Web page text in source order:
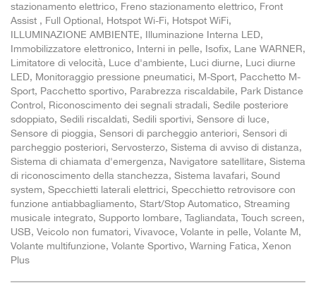
stazionamento elettrico, Freno stazionamento elettrico, Front
Assist , Full Optional, Hotspot Wi-Fi, Hotspot WiFi,
ILLUMINAZIONE AMBIENTE, Illuminazione Interna LED,
Immobilizzatore elettronico, Interni in pelle, Isofix, Lane WARNER,
Limitatore di velocità, Luce d'ambiente, Luci diurne, Luci diurne
LED, Monitoraggio pressione pneumatici, M-Sport, Pacchetto M-
Sport, Pacchetto sportivo, Parabrezza riscaldabile, Park Distance
Control, Riconoscimento dei segnali stradali, Sedile posteriore
sdoppiato, Sedili riscaldati, Sedili sportivi, Sensore di luce,
Sensore di pioggia, Sensori di parcheggio anteriori, Sensori di
parcheggio posteriori, Servosterzo, Sistema di avviso di distanza,
Sistema di chiamata d'emergenza, Navigatore satellitare, Sistema
di riconoscimento della stanchezza, Sistema lavafari, Sound
system, Specchietti laterali elettrici, Specchietto retrovisore con
funzione antiabbagliamento, Start/Stop Automatico, Streaming
musicale integrato, Supporto lombare, Tagliandata, Touch screen,
USB, Veicolo non fumatori, Vivavoce, Volante in pelle, Volante M,
Volante multifunzione, Volante Sportivo, Warning Fatica, Xenon
Plus